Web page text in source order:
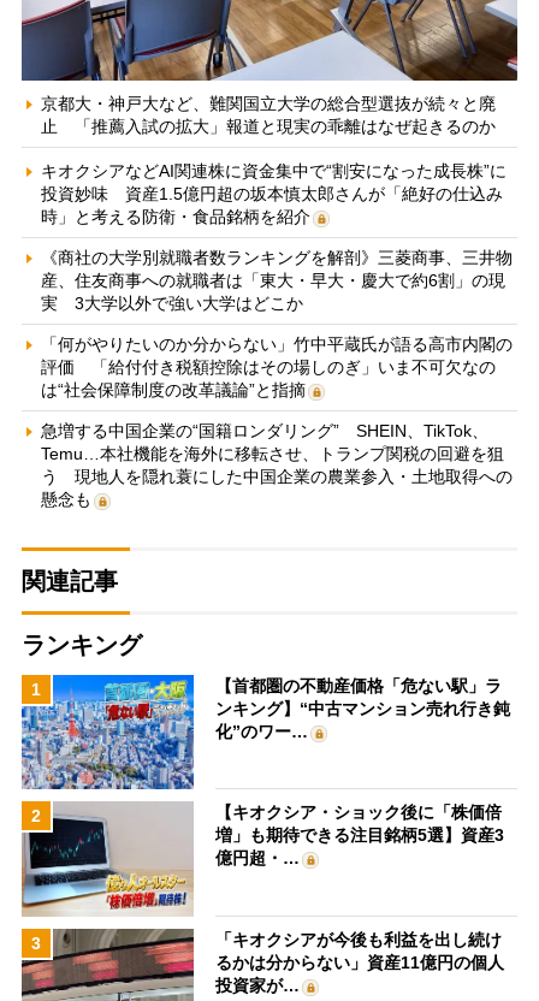
京都大・神戸大など、難関国立大学の総合型選抜が続々と廃
止 「推薦入試の拡大」報道と現実の乖離はなぜ起きるのか
キオクシアなどAI関連株に資金集中で“割安になった成長株”に
投資妙味 資産1.5億円超の坂本慎太郎さんが「絶好の仕込み
時」と考える防衛・食品銘柄を紹介
《商社の大学別就職者数ランキングを解剖》三菱商事、三井物
産、住友商事への就職者は「東大・早大・慶大で約6割」の現
実 3大学以外で強い大学はどこか
「何がやりたいのか分からない」竹中平蔵氏が語る高市内閣の
評価 「給付付き税額控除はその場しのぎ」いま不可欠なの
は“社会保障制度の改革議論”と指摘
急増する中国企業の“国籍ロンダリング” SHEIN、TikTok、
Temu…本社機能を海外に移転させ、トランプ関税の回避を狙
う 現地人を隠れ蓑にした中国企業の農業参入・土地取得への
懸念も
関連記事
ランキング
1
【首都圏の不動産価格「危ない駅」ラ
ンキング】“中古マンション売れ行き鈍
化”のワー…
2
【キオクシア・ショック後に「株価倍
増」も期待できる注目銘柄5選】資産3
億円超・…
3
「キオクシアが今後も利益を出し続け
るかは分からない」資産11億円の個人
投資家が…